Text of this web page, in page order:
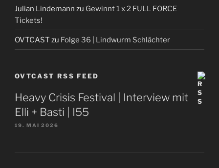
Julian Lindemann zu Gewinnt 1 x 2 FULL FORCE
Tickets!
OVTCAST zu Folge 36 | Lindwurm Schlächter
OVTCAST RSS FEED
Heavy Crisis Festival | Interview mit
Elli + Basti | I55
19. MAI 2026